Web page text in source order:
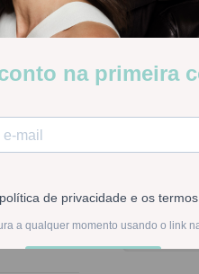
[COD
El sérum
Pocas
- 1 +